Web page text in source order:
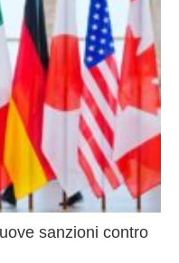
sanzioni contro